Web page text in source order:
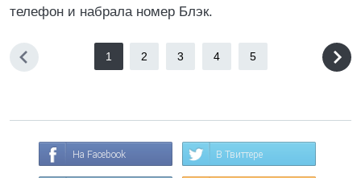
телефон и набрала номер Блэк.
1 2 3 4 5
На Facebook В Твиттере